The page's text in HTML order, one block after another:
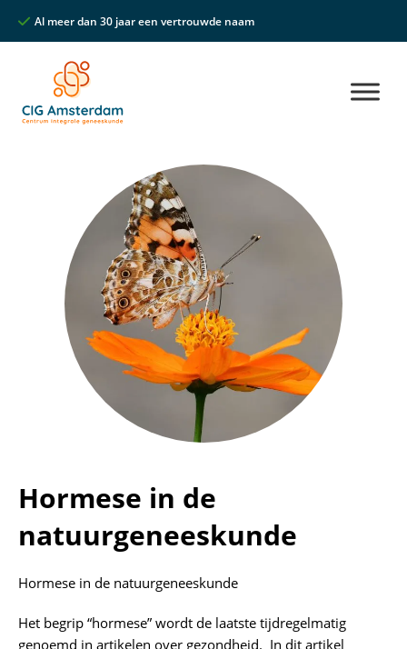
Al meer dan 30 jaar een vertrouwde naam
Hormese in de
natuurgeneeskunde
Hormese in de natuurgeneeskunde
Het begrip “hormese” wordt de laatste tijdregelmatig
genoemd in artikelen over gezondheid. In dit artikel